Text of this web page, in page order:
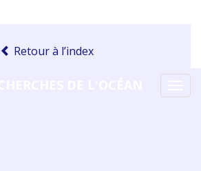
Retour à l’index